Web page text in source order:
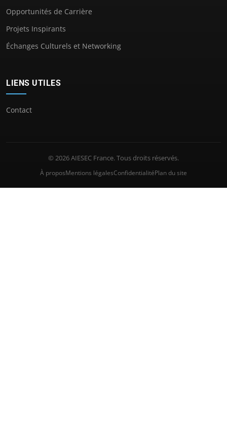
Opportunités de Carrière
Projets Inspirants
Échanges Culturels et Networking
LIENS UTILES
Contact
© 2026 AIESEC France. Tous droits réservés.
À proposMentions légalesConfidentialitéPlan du site